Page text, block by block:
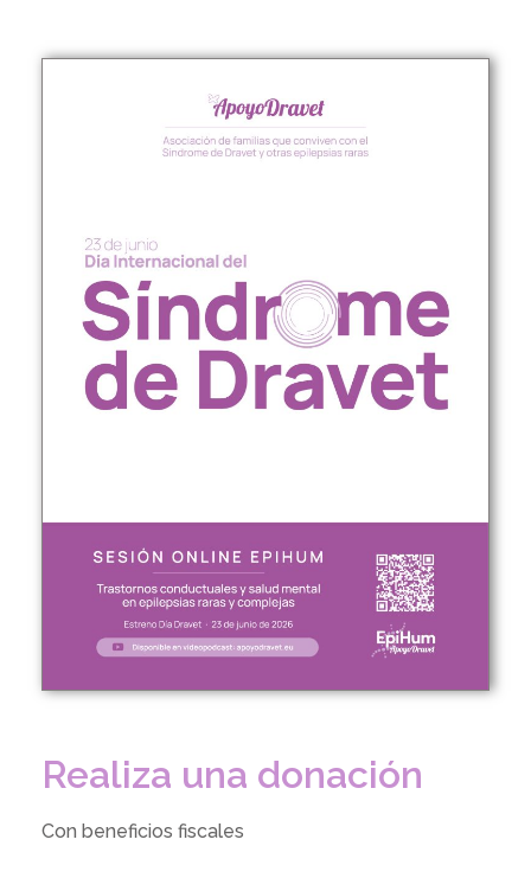
Realiza una donación
Con beneficios fiscales